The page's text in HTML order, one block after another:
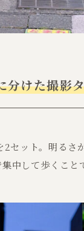
分けた撮影
セット。明るさ
中して歩くこ